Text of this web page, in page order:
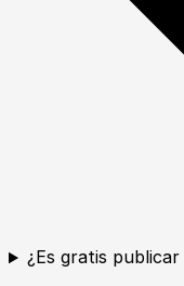
¿Es gratis